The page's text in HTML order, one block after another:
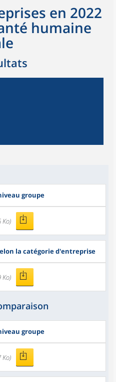
en 2022
humaine
groupe
Ko)
la catégorie d'entreprise
Ko)
groupe
Ko)